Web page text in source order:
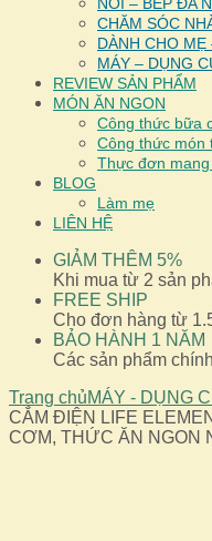
CHĂM SÓC
DÀNH CHO MẸ
MÁY – DỤNG
REVIEW SẢN PHẨM
MÓN ĂN NGON
Công thức bữa
Công thức món
Thực đơn
BLOG
Làm mẹ
LIÊN HỆ
GIẢM THÊM 5%
Khi mua từ 2 sản
FREE SHIP
Cho đơn hàng từ
BẢO HÀNH 1 NĂM
Các sản phẩm
Trang chủMÁY - DỤNG
CẮM ĐIỆN LIFE
CƠM, THỨC ĂN NGON